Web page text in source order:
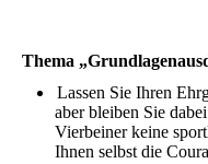
Thema
Lassen Sie Ihren
aber bleiben Sie
Vierbeiner keine
Ihnen selbst die